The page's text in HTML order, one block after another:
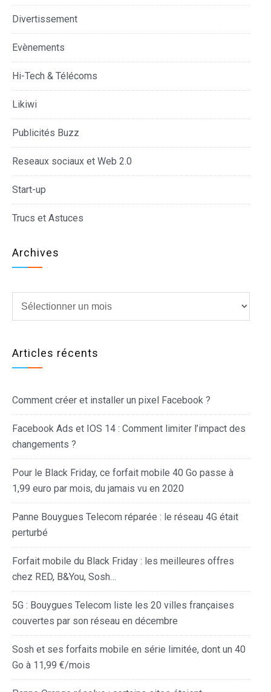
Divertissement
Evènements
Hi-Tech & Télécoms
Likiwi
Publicités Buzz
Reseaux sociaux et Web 2.0
Start-up
Trucs et Astuces
Archives
Articles récents
Comment créer et installer un pixel Facebook ?
Facebook Ads et IOS 14 : Comment limiter l’impact des
changements ?
Pour le Black Friday, ce forfait mobile 40 Go passe à
1,99 euro par mois, du jamais vu en 2020
Panne Bouygues Telecom réparée : le réseau 4G était
perturbé
Forfait mobile du Black Friday : les meilleures offres
chez RED, B&You, Sosh…
5G : Bouygues Telecom liste les 20 villes françaises
couvertes par son réseau en décembre
Sosh et ses forfaits mobile en série limitée, dont un 40
Go à 11,99 €/mois